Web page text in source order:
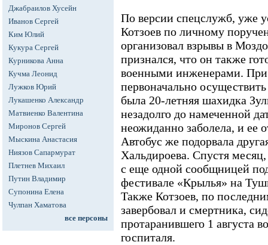
Джабраилов Хусейн
Иванов Сергей
Ким Юлий
Кукура Сергей
Курникова Анна
Кучма Леонид
Лужков Юрий
Лукашенко Александр
Матвиенко Валентина
Миронов Сергей
Мыскина Анастасия
Ниязов Сапармурат
Плетнев Михаил
Путин Владимир
Супонина Елена
Чулпан Хаматова
все персоны
По версии спецслужб, уже
Котзоев по личному
организовал взрывы в
признался, что он также
военными инженерами. При
первоначально
была 20-летняя шахидка
незадолго до намеченной
неожиданно заболела, и ее
Автобус же подорвала
Хальдироева. Спустя
с еще одной сообщницей
фестивале «Крылья» на
Также Котзоев, по
завербовал и смертника,
протаранившего 1 августа
госпиталя.